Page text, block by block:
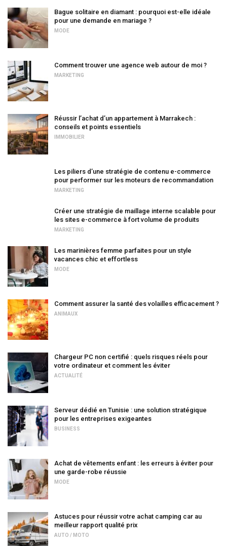
Bague solitaire en diamant : pourquoi est-elle idéale
pour une demande en mariage ?
MODE
Comment trouver une agence web autour de moi ?
MARKETING
Réussir l’achat d’un appartement à Marrakech :
conseils et points essentiels
IMMOBILIER
Les piliers d’une stratégie de contenu e-commerce
pour performer sur les moteurs de recommandation
MARKETING
Créer une stratégie de maillage interne scalable pour
les sites e-commerce à fort volume de produits
MARKETING
Les marinières femme parfaites pour un style
vacances chic et effortless
MODE
Comment assurer la santé des volailles efficacement ?
ANIMAUX
Chargeur PC non certifié : quels risques réels pour
votre ordinateur et comment les éviter
ACTUALITÉ
Serveur dédié en Tunisie : une solution stratégique
pour les entreprises exigeantes
BUSINESS
Achat de vêtements enfant : les erreurs à éviter pour
une garde-robe réussie
MODE
Astuces pour réussir votre achat camping car au
meilleur rapport qualité prix
AUTO / MOTO